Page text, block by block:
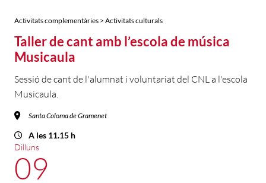
Activitats complementàries > Activitats culturals
Taller de cant amb l’escola de música
Musicaula
Sessió de cant de l'alumnat i voluntariat del CNL a l'escola
Musicaula.
Santa Coloma de Gramenet
A les 11.15 h
Dilluns
09